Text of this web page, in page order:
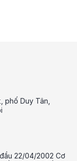
Duy Tân,
22/04/2002 Cơ